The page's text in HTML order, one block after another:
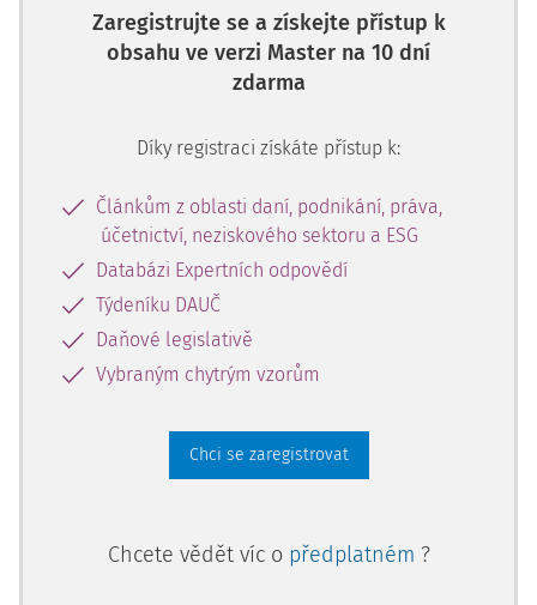
Zaregistrujte se a získejte přístup k
obsahu ve verzi Master na 10 dní
zdarma
Díky registraci získáte přístup k:
Článkům z oblasti daní, podnikání, práva,
účetnictví, neziskového sektoru a ESG
Databázi Expertních odpovědí
Týdeníku DAUČ
Daňové legislativě
Vybraným chytrým vzorům
Chci se zaregistrovat
Chcete vědět víc o předplatném ?